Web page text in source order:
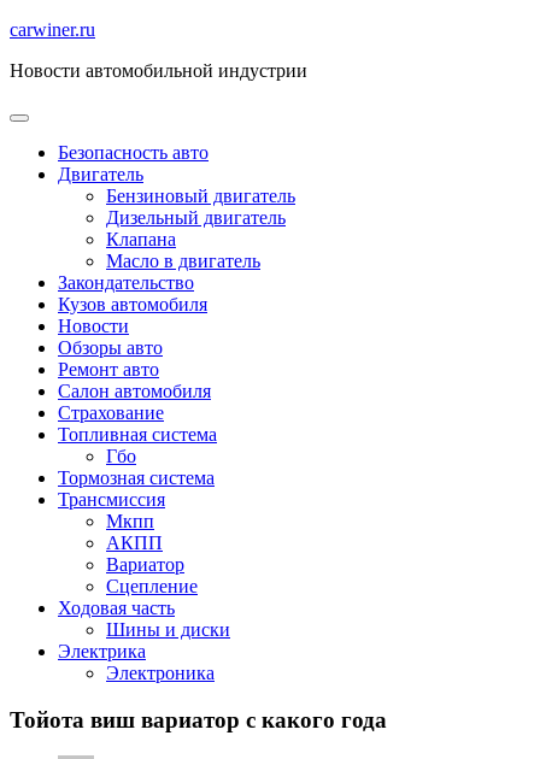
Перейти
содержимому
carwiner.ru
Новости автомобильной индустрии
Безопасность авто
Двигатель
Бензиновый двигатель
Дизельный двигатель
Клапана
Масло в двигатель
Закондательство
Кузов автомобиля
Новости
Обзоры авто
Ремонт авто
Салон автомобиля
Страхование
Топливная система
Гбо
Тормозная система
Трансмиссия
Мкпп
АКПП
Вариатор
Сцепление
Ходовая часть
Шины и диски
Электрика
Электроника
Тойота виш вариатор с какого года